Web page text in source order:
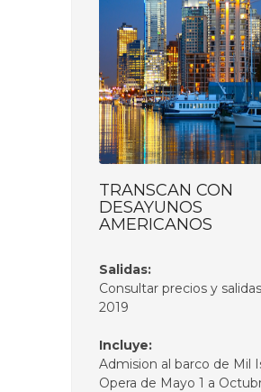
TRANSCAN CON
DESAYUNOS
AMERICANOS
Salidas:
Consultar precios y
2019
Incluye:
Admision al barco de Mil
Opera de Mayo 1 a